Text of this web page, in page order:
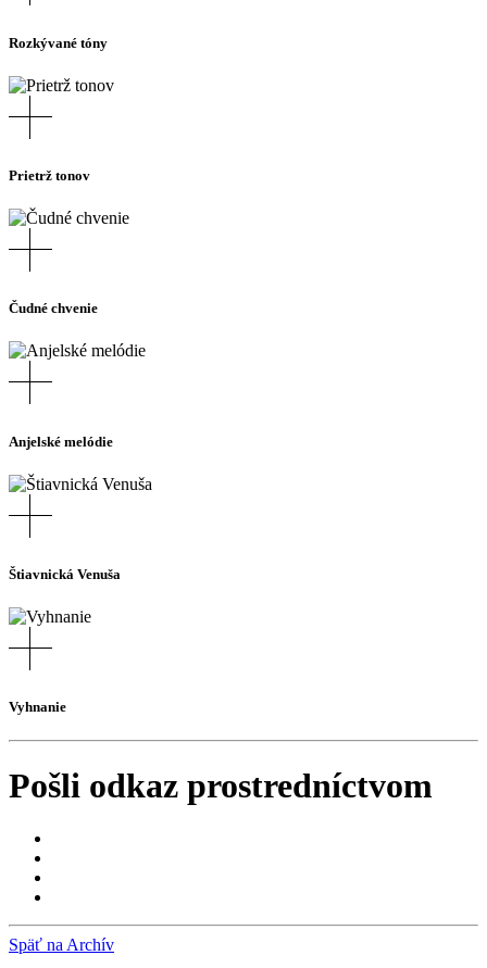
Rozkývané tóny
Prietrž tonov
Čudné chvenie
Anjelské melódie
Štiavnická Venuša
Vyhnanie
Pošli odkaz prostredníctvom
Späť na Archív